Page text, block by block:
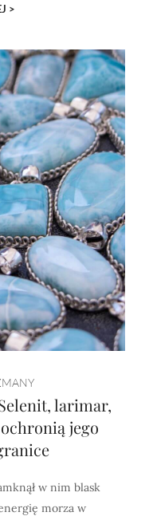
>
larimar,
jego
w nim blask
morza w